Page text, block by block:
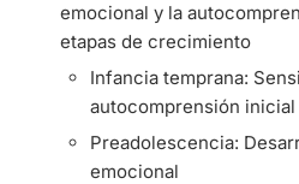
emocional y la
etapas de crecimiento
Infancia temprana:
autocomprensión inicial
Preadolescencia:
emocional